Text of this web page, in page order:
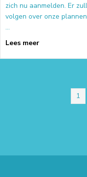
zich nu aanmelden. Er
volgen over onze
…
Lees meerabout Ordo.nl
1